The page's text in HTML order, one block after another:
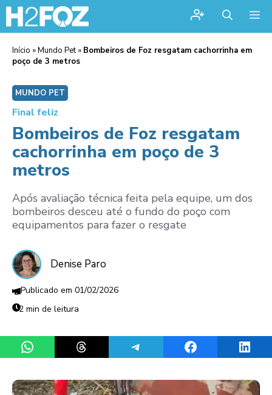
Início »Mundo Pet» Bombeiros de Foz resgatam cachorrinha em
poço de 3 metros
MUNDO PET
Final feliz
Bombeiros de Foz resgatam
cachorrinha em poço de 3
metros
Após avaliação técnica feita pela equipe, um dos
bombeiros desceu até o fundo do poço com
equipamentos para fazer o resgate
Denise Paro
01/02/2026
2 min de leitura
Share on WhatsAppShare on ThreadsShare on TelegramShare on Facebook